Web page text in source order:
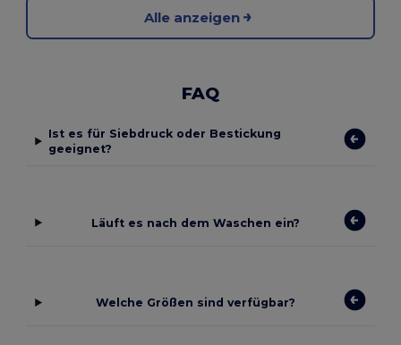
Alle anzeigen
FAQ
Ist es für Siebdruck oder Bestickung
geeignet?
Läuft es nach dem Waschen ein?
Welche Größen sind verfügbar?